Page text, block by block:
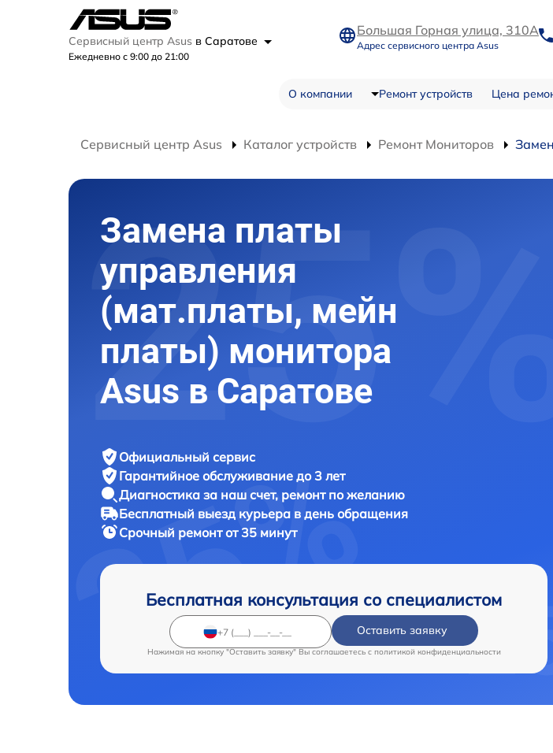
Сервисный центр Asus в Саратове
Ежедневно с 9:00 до 21:00
Большая Горная улица, 310А
Адрес сервисного центра Asus
О компании Ремонт устройств Цена
Сервисный центр Asus Каталог устройств Ремонт Мониторов
Замена платы
управления
(мат.платы, мейн
платы) монитора
Asus в Саратове
Официальный сервис
Гарантийное обслуживание до 3 лет
Диагностика за наш счет, ремонт по желанию
Бесплатный выезд курьера в день обращения
Срочный ремонтот 35 минут
Бесплатная консультация со специалистом
Оставить заявку
Нажимая на кнопку "Оставить заявку" Вы соглашаетесь c политикой конфиденциальности